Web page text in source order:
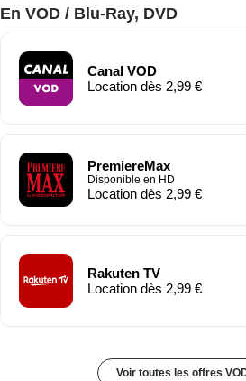
En VOD / Blu-Ray, DVD
Canal VOD
Location dès 2,99 €
PremiereMax
Disponible en HD
Location dès 2,99 €
Rakuten TV
Location dès 2,99 €
Voir toutes les offres